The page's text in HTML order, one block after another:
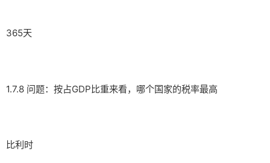
365天
1.7.8 问题：按占GDP比重来看，哪个国家的税率最高
比利时